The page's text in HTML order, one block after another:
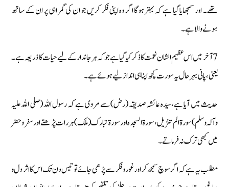
تھے۔ اور سمجھایا گیا ہے کہ بہتر ہوگا اگر وہ اپنی فکر کریں جو ان کی گمراہی پر ان کے ساتھ
ہونے والا ہے۔
7 آخر میں اس عظیم الشان نعمت کا ذکر کیا گیا ہے جو کہ ہر جاندار کے لیے حیات کا ذریعہ ہے۔
یعنی، پانی بہرحال یہ سورت کچھ اپنا ہی انداز لیے ہوئے ہے۔
حدیث میں آیا ہے،سیدہ عائشہ صدیقہ (رض) سے مروی ہے کہ رسول اللہ (صلی اللہ علیہ
وآلہ وسلم) سورة الم تنزیل، سورة السجدہ اور سورة تبارک (ملک) ہر رات پڑھتے اور سفر و حضر
میں کبھی ترک نہ فرماتے۔
مطلب یہ ہے کہ اگر سوچ سمجھ کر اور غوروفکر سے پڑھی جائے تو تیس دن تک اس کا اثر دل و